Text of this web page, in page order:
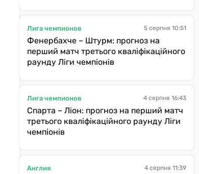
Лига чемпионов 5 серпня 10:51
Фенербахче – Штурм: прогноз на
перший матч третього кваліфікаційного
раунду Ліги чемпіонів
Лига чемпионов 4 серпня 16:43
Спарта – Ліон: прогноз на перший матч
третього кваліфікаційного раунду Ліги
чемпіонів
Англия 4 серпня 11:39